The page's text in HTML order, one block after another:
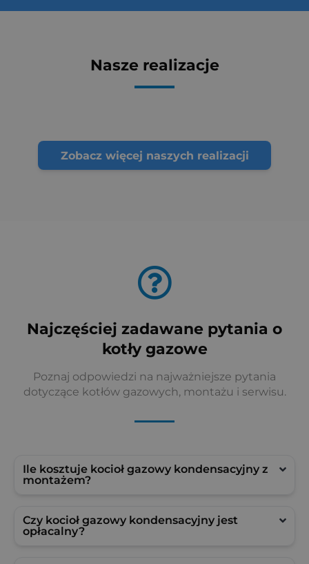
Nasze realizacje
Zobacz więcej naszych realizacji
Najczęściej zadawane pytania o
kotły gazowe
Poznaj odpowiedzi na najważniejsze pytania
dotyczące kotłów gazowych, montażu i serwisu.
Ile kosztuje kocioł gazowy kondensacyjny z
montażem?
Czy kocioł gazowy kondensacyjny jest
opłacalny?